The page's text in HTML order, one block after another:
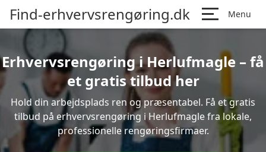
Find-erhvervsrengøring.dk Menu
Erhvervsrengøring i Herlufmagle – få
et gratis tilbud her
Hold din arbejdsplads ren og præsentabel. Få et gratis
tilbud på erhvervsrengøring i Herlufmagle fra lokale,
professionelle rengøringsfirmaer.